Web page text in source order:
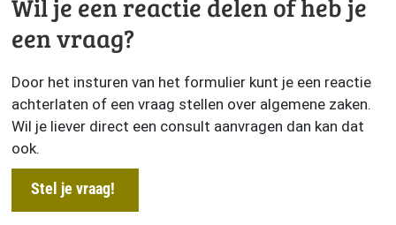
Wil je een reactie delen of heb je
een vraag?
Door het insturen van het formulier kunt je een reactie
achterlaten of een vraag stellen over algemene zaken.
Wil je liever direct een consult aanvragen dan kan dat
ook.
Stel je vraag!